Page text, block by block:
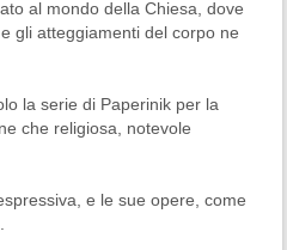
al mondo della Chiesa, dove
gli atteggiamenti del corpo ne
la serie di Paperinik per la
che religiosa, notevole
e le sue opere, come